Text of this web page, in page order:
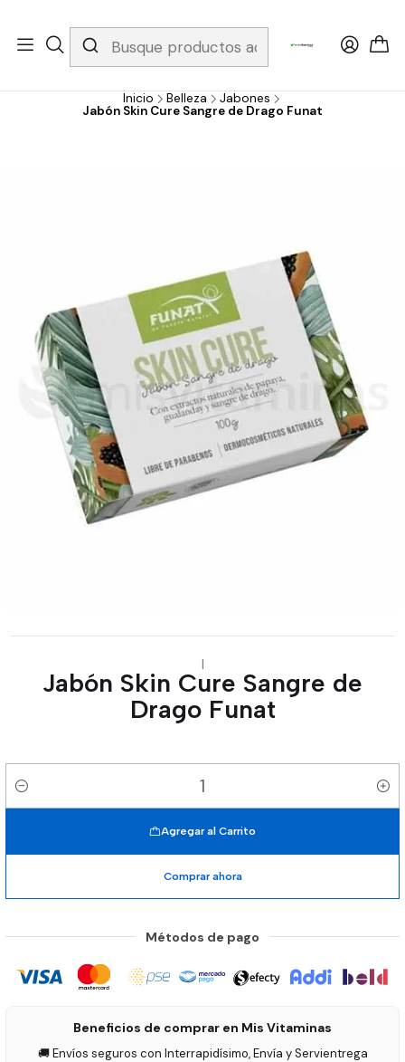
Whatsapp 3229079958/ Fijo 6019251796 / Envios a todo el país y
gratis apartir de 199.000!
Inicio Belleza
Jabones
Jabón Skin Cure Sangre de Drago Funat
|
Jabón Skin Cure Sangre de
Drago Funat
Cantidad
Agregar al Carrito
Comprar ahora
Métodos de pago
Beneficios de comprar en Mis Vitaminas
🚚 Envíos seguros con Interrapidísimo, Envía y Servientrega